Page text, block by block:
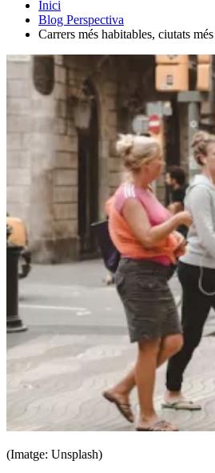
Inici
Blog Perspectiva
Carrers més habitables, ciutats
(Imatge: Unsplash)